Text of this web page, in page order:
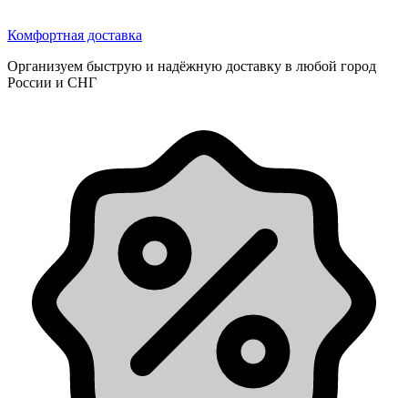
Комфортная доставка
Организуем быструю и надёжную доставку в любой город
России и СНГ